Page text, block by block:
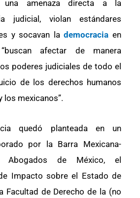
una amenaza directa a la
judicial, violan estándares
y socavan lademocraciaen
afectar de manera
poderes judiciales de todo el
de los derechos humanos
los mexicanos”.
quedó planteada en un
por la Barra Mexicana-
Abogados de México, el
Impacto sobre el Estado de
Facultad de Derecho de la (no